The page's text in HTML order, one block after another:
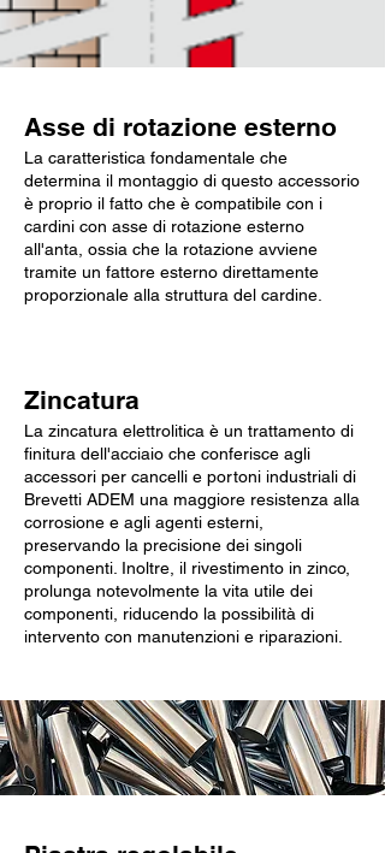
Asse di rotazione esterno
La caratteristica fondamentale che
determina il montaggio di questo accessorio
è proprio il fatto che è compatibile con i
cardini con asse di rotazione esterno
all'anta, ossia che la rotazione avviene
tramite un fattore esterno direttamente
proporzionale alla struttura del cardine.
Zincatura
La zincatura elettrolitica è un trattamento di
finitura dell'acciaio che conferisce agli
accessori per cancelli e portoni industriali di
Brevetti ADEM una maggiore resistenza alla
corrosione e agli agenti esterni,
preservando la precisione dei singoli
componenti. Inoltre, il rivestimento in zinco,
prolunga notevolmente la vita utile dei
componenti, riducendo la possibilità di
intervento con manutenzioni e riparazioni.